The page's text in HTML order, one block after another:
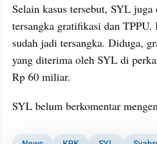
Selain kasus tersebut, SYL juga
tersangka gratifikasi dan
sudah jadi tersangka. Diduga,
yang diterima oleh SYL di
Rp 60 miliar.
SYL belum berkomentar